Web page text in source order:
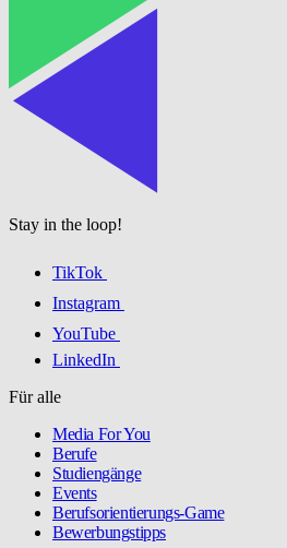
Stay in the loop!
TikTok
Instagram
YouTube
LinkedIn
Für alle
Media For You
Berufe
Studiengänge
Events
Berufsorientierungs-Game
Bewerbungstipps